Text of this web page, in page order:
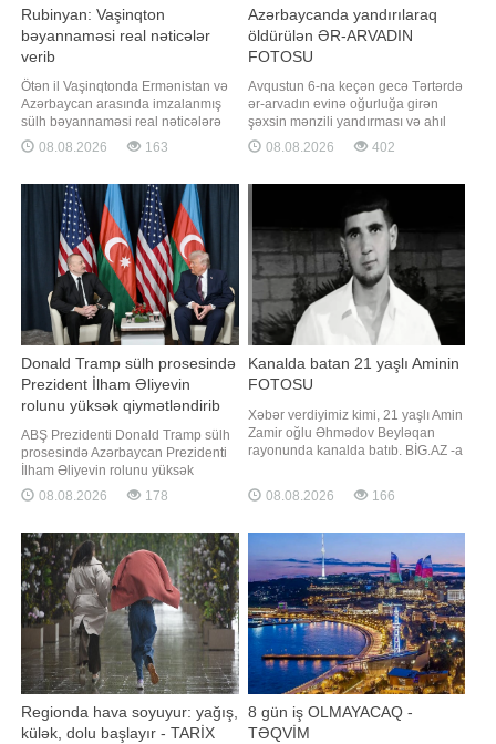
Rubinyan: Vaşinqton
bəyannaməsi real nəticələr
verib
Ötən il Vaşinqtonda Ermənistan və
Azərbaycan arasında imzalanmış
sülh bəyannaməsi real nəticələrə
gətirib çıxarıb. "Report" xəbər verir
ki, bu barədə Ermənistan
Rubinyan bəyannamənin
imzalanmasının birinci ildönümü
münasibətilə etdiyi
videomüraciətində bildirib. "Bi
08.08.2026 163
Azərbaycanda yandırılaraq
öldürülən ƏR-ARVADIN
FOTOSU
Avqustun 6-na keçən gecə Tərtərdə
ər-arvadın evinə oğurluğa girən
şəxsin mənzili yandırması və ahıl
şəxslərin ölməsi barədə məlumat
vermişdik. İbtidai istintaqla
pul vəsaitini ələ keçirməsi, törətdiyi
oğurluq cinayətinin izlərini gizlətmə
08.08.2026 402
Donald Tramp sülh prosesində
Prezident İlham Əliyevin
rolunu yüksək qiymətləndirib
ABŞ Prezidenti Donald Tramp sülh
prosesində Azərbaycan Prezidenti
İlham Əliyevin rolunu yüksək
qiymətləndirib. "Report" xəbər verir
ki, ABŞ Prezidenti bu barədə
danışığı zamanı bildirib. Telefon
danışığı zamanı 2025-ci il avqustun
8-də Vaşinqtonda keçirilmiş v
08.08.2026 178
Kanalda batan 21 yaşlı Aminin
FOTOSU
Xəbər verdiyimiz kimi, 21 yaşlı Amin
Zamir oğlu Əhmədov Beyləqan
rayonunda kanalda batıb. BİG.AZ -a
avqustun 6-da rayon ərazisindən
keçən "Yeni Xan Qızı" adlı beton
meyitinin tapılması istiqamətində
axtarış-xilasetmə tədbirlər
08.08.2026 166
Regionda hava soyuyur: yağış,
külək, dolu başlayır - TARİX
8 gün iş OLMAYACAQ -
TƏQVİM